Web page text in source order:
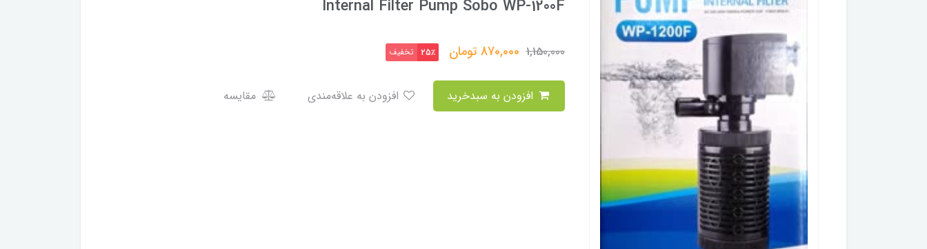
Internal Filter Pump Sobo WP-1200F
1,150,000
870,000تومان 25٪ تخفیف
مقایسه